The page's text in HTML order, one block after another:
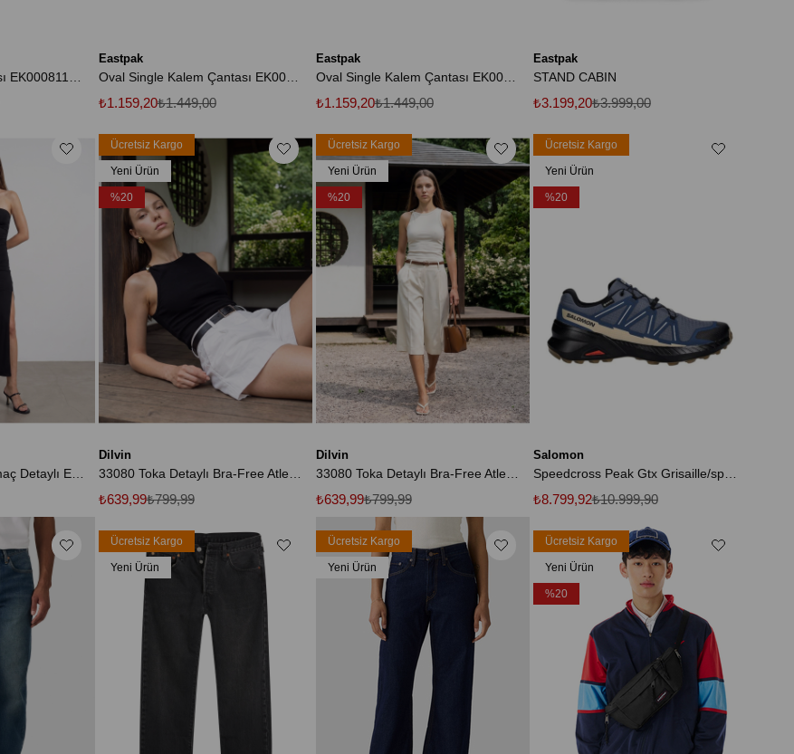
Eastpak
Oval Single Kalem Çantası EK000717B0B1
₺1.159,20₺1.449,00
Eastpak
Oval Single Kalem Çantası EK000717B0A1
₺1.159,20₺1.449,00
Eastpak
STAND CABIN
₺3.199,20₺3.999,00
91640 Straplez Yırtmaç Detaylı Elbise-Siyah
Dilvin
₺639,99₺799,99
Ücretsiz Kargo
Yeni Ürün
%20
Dilvin
₺639,99₺799,99
Ücretsiz Kargo
Yeni Ürün
%20
Salomon
Speedcross Peak Gtx Grisaille/spellbound/safari Erkek Ayakkabı L49144200
₺8.799,92₺10.999,90
Ücretsiz Kargo
Yeni Ürün
%20
Ücretsiz Kargo
Yeni Ürün
Ücretsiz Kargo
Yeni Ürün
Ücretsiz Kargo
Yeni Ürün
%20